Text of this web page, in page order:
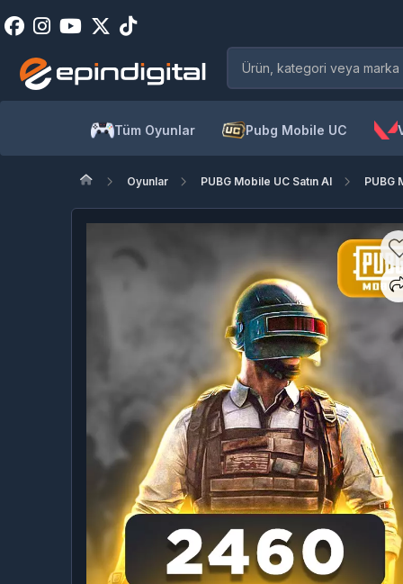
Tüm Oyunlar Pubg Mobile UC
Oyunlar PUBG Mobile UC Satın Al PUBG